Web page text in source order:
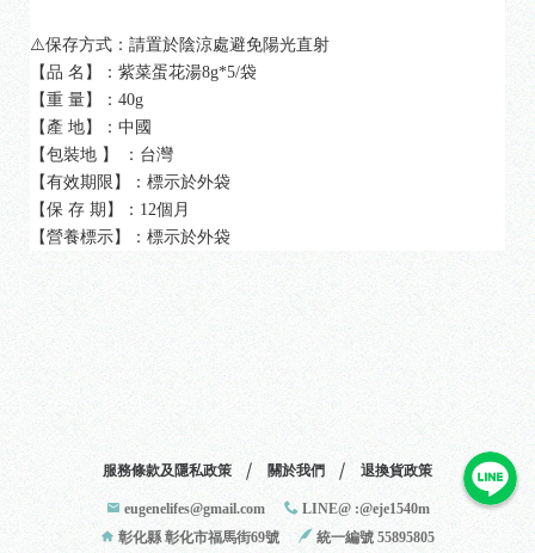
⚠️保存方式：請置於陰涼處避免陽光直射
【品 名】：紫菜蛋花湯8g*5/袋
【重 量】：40g
【產 地】：中國
【包裝地 】 ：台灣
【有效期限】：標示於外袋
【保 存 期】：12個月
【營養標示】：標示於外袋
服務條款及隱私政策 關於我們 退換貨政策
eugenelifes@gmail.com
LINE@ :@eje1540m
彰化縣 彰化市福馬街69號
統一編號 55895805